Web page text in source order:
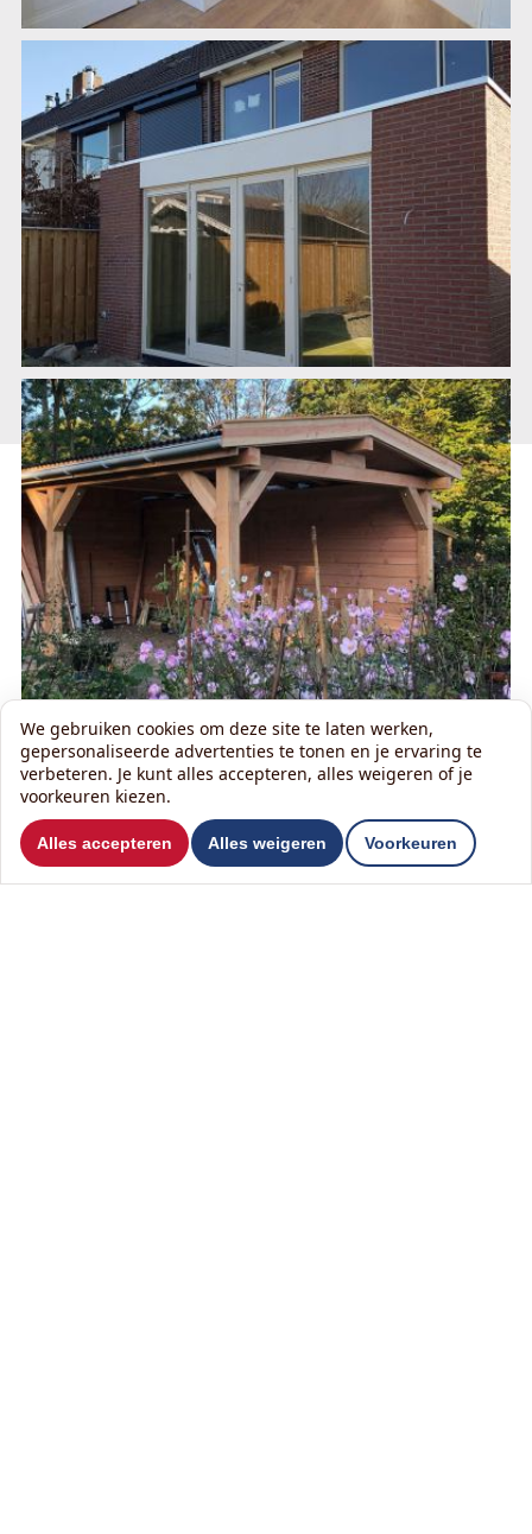
We gebruiken cookies om deze site te laten werken,
gepersonaliseerde advertenties te tonen en je ervaring te
verbeteren. Je kunt alles accepteren, alles weigeren of je
voorkeuren kiezen.
Alles accepteren Alles weigeren Voorkeuren